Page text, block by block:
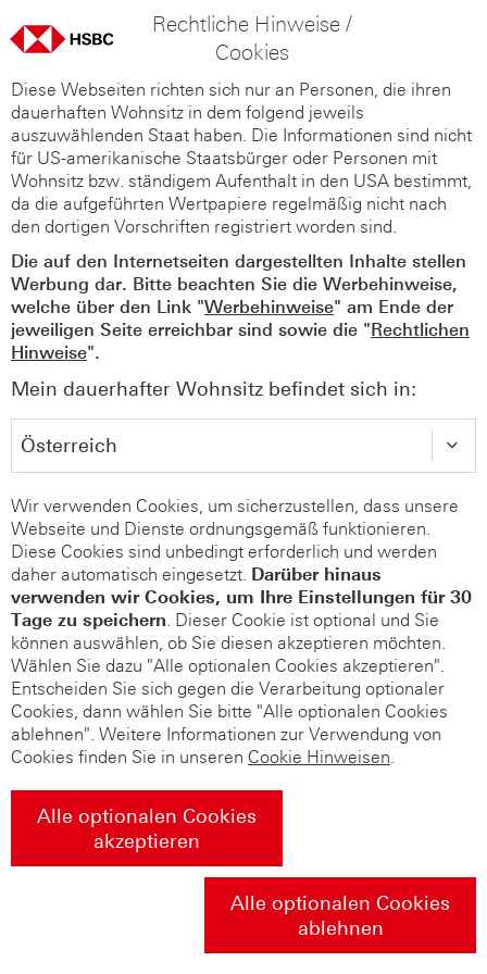
Rechtliche Hinweise /
Cookies
Diese Webseiten richten sich nur an Personen, die ihren
dauerhaften Wohnsitz in dem folgend jeweils
auszuwählenden Staat haben. Die Informationen sind nicht
für US-amerikanische Staatsbürger oder Personen mit
Wohnsitz bzw. ständigem Aufenthalt in den USA bestimmt,
da die aufgeführten Wertpapiere regelmäßig nicht nach
den dortigen Vorschriften registriert worden sind.
Die auf den Internetseiten dargestellten Inhalte stellen
Werbung dar. Bitte beachten Sie die Werbehinweise,
welche über den Link "Werbehinweise" am Ende der
jeweiligen Seite erreichbar sind sowie die "Rechtlichen
Hinweise".
Mein dauerhafter Wohnsitz befindet sich in:
Wir verwenden Cookies, um sicherzustellen, dass unsere
Webseite und Dienste ordnungsgemäß funktionieren.
Diese Cookies sind unbedingt erforderlich und werden
daher automatisch eingesetzt. Darüber hinaus
verwenden wir Cookies, um Ihre Einstellungen für 30
Tage zu speichern. Dieser Cookie ist optional und Sie
können auswählen, ob Sie diesen akzeptieren möchten.
Wählen Sie dazu "Alle optionalen Cookies akzeptieren".
Entscheiden Sie sich gegen die Verarbeitung optionaler
Cookies, dann wählen Sie bitte "Alle optionalen Cookies
ablehnen". Weitere Informationen zur Verwendung von
Cookies finden Sie in unseren Cookie Hinweisen.
Alle optionalen Cookies
akzeptieren
Alle optionalen Cookies
ablehnen